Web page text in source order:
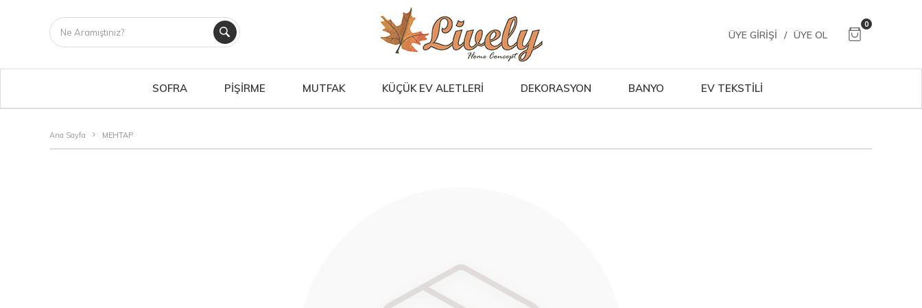
ÜYE GIRIŞI / ÜYE OL
0
SOFRA PİŞİRME MUTFAK KÜÇÜK EV ALETLERİ DEKORASYON BANYO EV TEKSTİLİ
Ana Sayfa MEHTAP